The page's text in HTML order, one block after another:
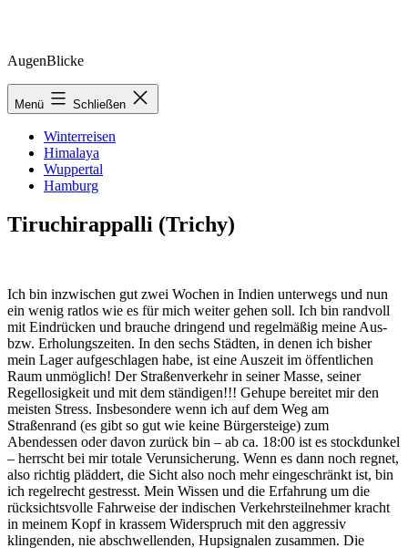
Zum
springen
AugenBlicke
Menü Schließen
Winterreisen
Himalaya
Wuppertal
Hamburg
Tiruchirappalli (Trichy)
Ich bin inzwischen gut zwei Wochen in Indien unterwegs und nun
ein wenig ratlos wie es für mich weiter gehen soll. Ich bin randvoll
mit Eindrücken und brauche dringend und regelmäßig meine Aus-
bzw. Erholungszeiten. In den sechs Städten, in denen ich bisher
mein Lager aufgeschlagen habe, ist eine Auszeit im öffentlichen
Raum unmöglich! Der Straßenverkehr in seiner Masse, seiner
Regellosigkeit und mit dem ständigen!!! Gehupe bereitet mir den
meisten Stress. Insbesondere wenn ich auf dem Weg am
Straßenrand (es gibt so gut wie keine Bürgersteige) zum
Abendessen oder davon zurück bin – ab ca. 18:00 ist es stockdunkel
– herrscht bei mir totale Verunsicherung. Wenn es dann noch regnet,
also richtig pläddert, die Sicht also noch mehr eingeschränkt ist, bin
ich regelrecht gestresst. Mein Wissen und die Erfahrung um die
rücksichtsvolle Fahrweise der indischen Verkehrsteilnehmer kracht
in meinem Kopf in krassem Widerspruch mit den aggressiv
klingenden, nie abschwellenden, Hupsignalen zusammen. Die